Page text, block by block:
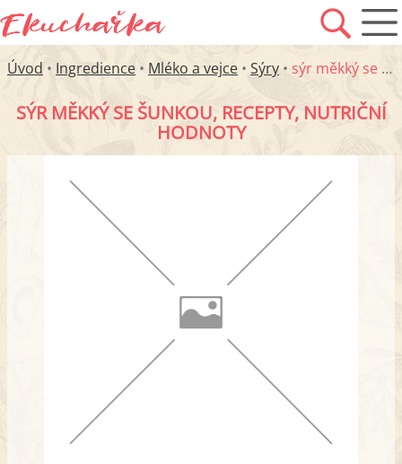
Úvod • Ingredience • Mléko a vejce • Sýry • sýr měkký se šunkou
SÝR MĚKKÝ SE ŠUNKOU, RECEPTY, NUTRIČNÍ
HODNOTY